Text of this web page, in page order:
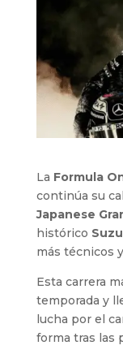
La Formula
continúa su
Japanese
histórico
más técnicos
Esta carrera
temporada y
lucha por el
forma tras las